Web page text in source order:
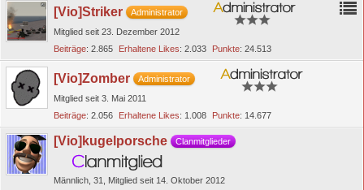
[Vio]Striker
Administrator
Mitglied seit 23. Dezember 2012
Beiträge 2.865 Erhaltene Likes 2.033 Punkte 24.513
[Vio]Zomber
Administrator
Mitglied seit 3. Mai 2011
Beiträge 2.056 Erhaltene Likes 1.008 Punkte 14.677
[Vio]kugelporsche Clanmitglieder
Männlich 31
Mitglied seit 14. Oktober 2012